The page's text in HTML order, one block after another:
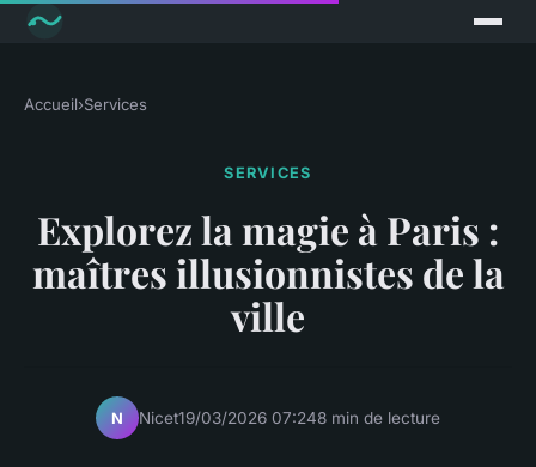
Accueil›Services
SERVICES
Explorez la magie à Paris :
maîtres illusionnistes de la
ville
N Nicet19/03/2026 07:248 min de lecture